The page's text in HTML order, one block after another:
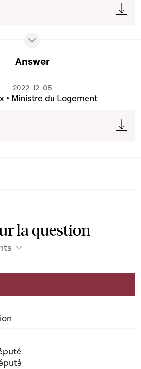
Answer
2022-12-05
• Ministre du Logement
la question